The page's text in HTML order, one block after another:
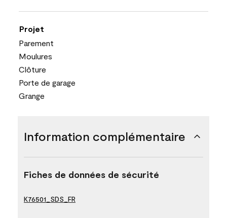
Projet
Parement
Moulures
Clôture
Porte de garage
Grange
Information complémentaire
Fiches de données de sécurité
K76501_SDS_FR